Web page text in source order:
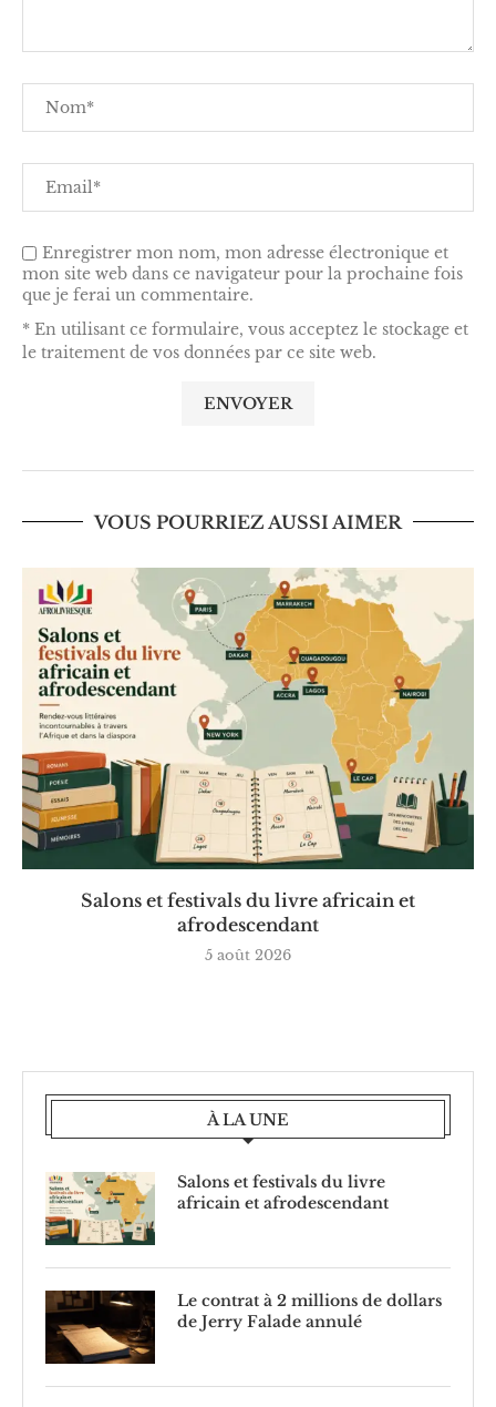
Enregistrer mon nom, mon adresse électronique et
mon site web dans ce navigateur pour la prochaine fois
que je ferai un commentaire.
* En utilisant ce formulaire, vous acceptez le stockage et
le traitement de vos données par ce site web.
VOUS POURRIEZ AUSSI AIMER
Salons et festivals du livre africain et
afrodescendant
5 août 2026
À LA UNE
Salons et festivals du livre
africain et afrodescendant
Le contrat à 2 millions de dollars
de Jerry Falade annulé